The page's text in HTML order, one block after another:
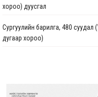
хороо) дуусгал
Сургуулийн барилга, 480 суудал
дугаар хороо)
Арьс ширний ажилчдын орон